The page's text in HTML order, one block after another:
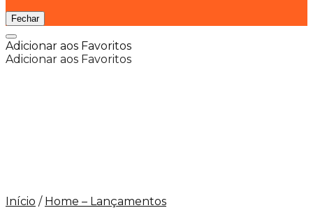
Fechar
Adicionar aos Favoritos
Adicionar aos Favoritos
Início / Home – Lançamentos